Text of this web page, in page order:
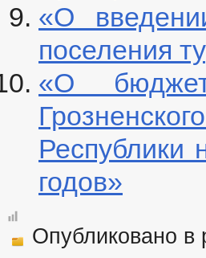
«О
поселения
«О
Республики
годов»
Опубликовано в